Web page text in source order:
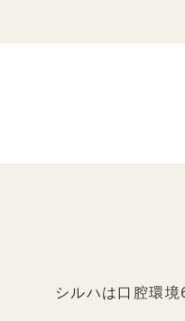
シルハは口腔環